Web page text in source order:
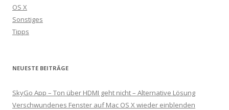
OS X
Sonstiges
Tipps
NEUESTE BEITRÄGE
SkyGo App – Ton über HDMI geht nicht – Alternative Lösung
Verschwundenes Fenster auf Mac OS X wieder einblenden